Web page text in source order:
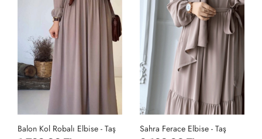
Sahra Ferace Elbise - Taş